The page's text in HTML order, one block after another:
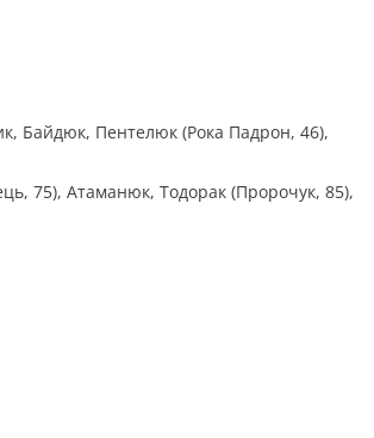
Байдюк, Пентелюк (Рока Падрон, 46),
75), Атаманюк, Тодорак (Пророчук, 85),